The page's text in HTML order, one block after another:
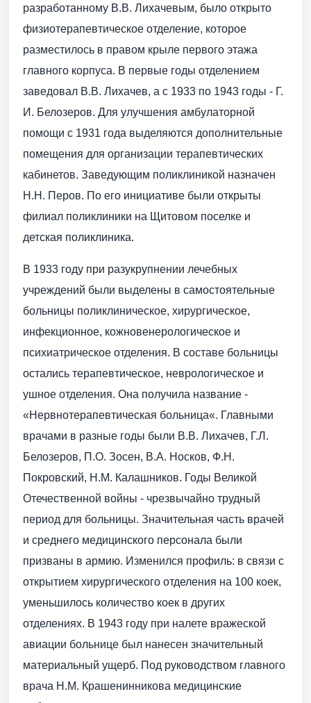
разработанному В.В. Лихачевым, было открыто
физиотерапевтическое отделение, которое
разместилось в правом крыле первого этажа
главного корпуса. В первые годы отделением
заведовал В.В. Лихачев, а с 1933 по 1943 годы - Г.
И. Белозеров. Для улучшения амбулаторной
помощи с 1931 года выделяются дополнительные
помещения для организации терапевтических
кабинетов. Заведующим поликлиникой назначен
Н.Н. Перов. По его инициативе были открыты
филиал поликлиники на Щитовом поселке и
детская поликлиника.
В 1933 году при разукрупнении лечебных
учреждений были выделены в самостоятельные
больницы поликлиническое, хирургическое,
инфекционное, кожно­венерологическое и
психиатрическое отделения. В составе больницы
остались терапевтическое, неврологическое и
ушное отделения. Она получила название -
«Нервно­терапевтическая больница«. Главными
врачами в разные годы были В.В. Лихачев, Г.Л.
Белозеров, П.О. Зосен, В.А. Носков, Ф.Н.
Покровский, Н.М. Калашников. Годы Великой
Отечественной войны - чрезвычайно трудный
период для больницы. Значительная часть врачей
и среднего медицинского персонала были
призваны в армию. Изменился профиль: в связи с
открытием хирургического отделения на 100 коек,
уменьшилось количество коек в других
отделениях. В 1943 году при налете вражеской
авиации больнице был нанесен значительный
материальный ущерб. Под руководством главного
врача Н.М. Крашенинникова медицинские